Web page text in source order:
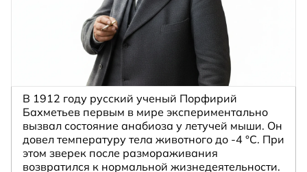
В 1912 году русский ученый Порфирий
Бахметьев первым в мире экспериментально
вызвал состояние анабиоза у летучей мыши. Он
довел температуру тела животного до -4 °C. При
этом зверек после размораживания
возвратился к нормальной жизнедеятельности.